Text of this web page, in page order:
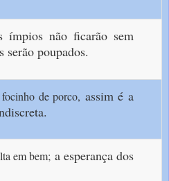
ímpios não ficarão sem
serão poupados.
de porco, assim é a
em bem; a esperança dos